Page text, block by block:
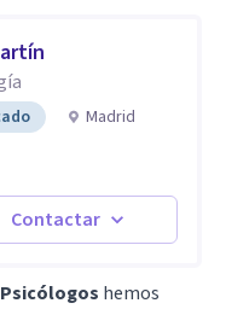
Madrid
Contactar
hemos